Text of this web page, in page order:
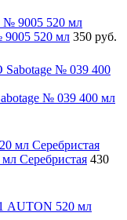
9005 520 мл 350 руб.
№ 039 400 мл
Серебристая 430